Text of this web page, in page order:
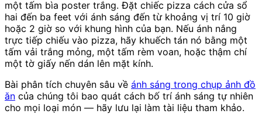
một tấm bìa poster trắng. Đặt chiếc pizza cách cửa sổ
hai đến ba feet với ánh sáng đến từ khoảng vị trí 10 giờ
hoặc 2 giờ so với khung hình của bạn. Nếu ánh nắng
trực tiếp chiếu vào pizza, hãy khuếch tán nó bằng một
tấm vải trắng mỏng, một tấm rèm voan, hoặc thậm chí
một tờ giấy nến dán lên mặt kính.
Bài phân tích chuyên sâu về ánh sáng trong chụp ảnh đồ
ăn của chúng tôi bao quát cách bố trí ánh sáng tự nhiên
cho mọi loại món — hãy lưu lại làm tài liệu tham khảo.